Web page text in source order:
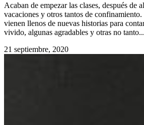
Acaban de empezar las clases, después de
vacaciones y otros tantos de
vienen llenos de nuevas historias para
vivido, algunas agradables y otras no tanto...
21 septiembre, 2020